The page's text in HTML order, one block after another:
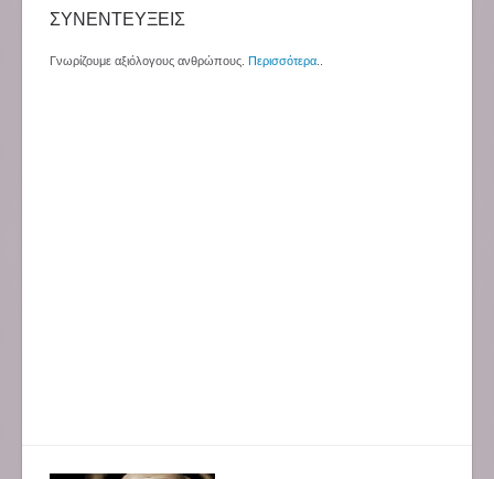
ΣΥΝΕΝΤΕΥΞΕΙΣ
Γνωρίζουμε αξιόλογους ανθρώπους. Περισσότερα